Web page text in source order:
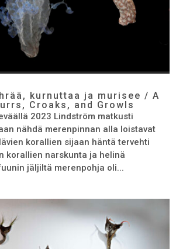
kurnuttaa ja murisee / A
Croaks, and Growls
2023 Lindström matkusti
nähdä merenpinnan alla loistavat
korallien sijaan häntä tervehti
korallien narskunta ja helinä
jäljiltä merenpohja oli...